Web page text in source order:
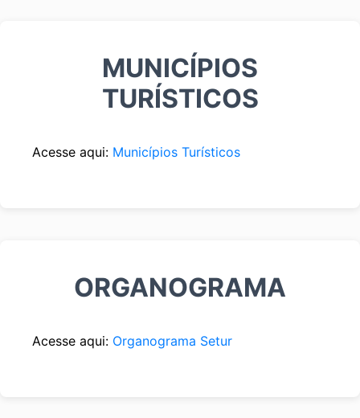
MUNICÍPIOS
TURÍSTICOS
Acesse aqui: Municípios Turísticos
ORGANOGRAMA
Acesse aqui: Organograma Setur